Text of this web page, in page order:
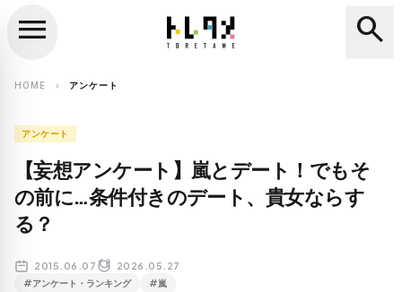
search
menu search
HOME chevron_right アンケート
アンケート
【妄想アンケート】嵐とデート！でもそ
の前に…条件付きのデート、貴女ならす
る？
2015.06.07 2026.05.27
#アンケート・ランキング #嵐